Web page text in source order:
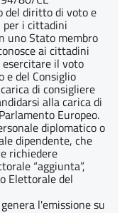
del diritto di voto e
per i cittadini
uno Stato membro
ai cittadini
il voto
e del Consiglio
di consigliere
alla carica di
Europeo.
diplomatico o
dipendente, che
richiedere
“aggiunta”,
Elettorale del
l'emissione su